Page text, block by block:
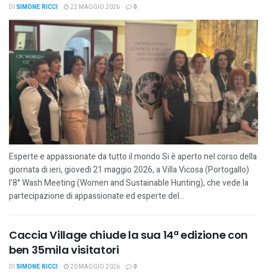
DI SIMONE RICCI 22 MAGGIO 2026 0
Esperte e appassionate da tutto il mondo Si è aperto nel corso della
giornata di ieri, giovedì 21 maggio 2026, a Villa Vicosa (Portogallo)
l’8° Wash Meeting (Women and Sustainable Hunting), che vede la
partecipazione di appassionate ed esperte del...
Caccia Village chiude la sua 14ª edizione con
ben 35mila visitatori
DI SIMONE RICCI 20 MAGGIO 2026 0